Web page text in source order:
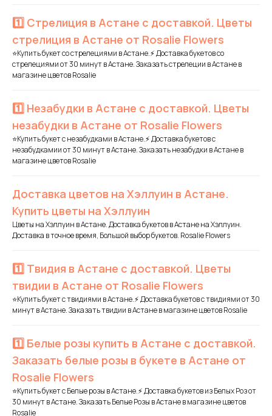
1️⃣ Стрелиция в Астане с доставкой. Цветы
стрелиция в Астане от Rosalie Flowers
⭐Купить букет со стрелециями в Астане.⚡ Доставка букетов со
стрелециями от 30 минут в Астане. Заказать стрелеции в Астане в
магазине цветов Rosalie
1️⃣ Незабудки в Астане с доставкой. Цветы
незабудки в Астане от Rosalie Flowers
⭐Купить букет с незабудками в Астане.⚡ Доставка букетов с
незабудкамии от 30 минут в Астане. Заказать незабудки в Астане в
магазине цветов Rosalie
Доставка цветов на Хэллуин в Астане.
Купить цветы на Хэллуин
Цветы на Хэллуин в Астане. Доставка букетов в Астане на Хэллуин.
Доставка в точное время, Большой выбор букетов. Rosalie Flowers
1️⃣ Твидия в Астане с доставкой. Цветы
твидии в Астане от Rosalie Flowers
⭐Купить букет с твидиями в Астане.⚡ Доставка букетов с твидиями от 30
минут в Астане. Заказать твидии в Астане в магазине цветов Rosalie
1️⃣ Белые розы купить в Астане с доставкой.
Заказать белые розы в букете в Астане от
Rosalie Flowers
⭐Купить букет с Белые розы в Астане.⚡ Доставка букетов из Белых Роз от
30 минут в Астане. Заказать Белые Розы в Астане в магазине цветов
Rosalie